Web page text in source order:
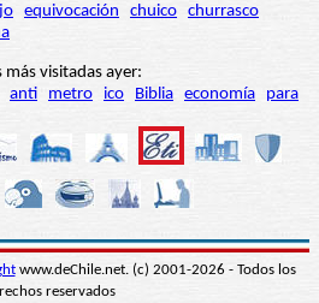
equivocación chuico churrasco
más visitadas ayer:
anti metro ico Biblia economía para
www.deChile.net. (c) 2001-2026 - Todos los
reservados